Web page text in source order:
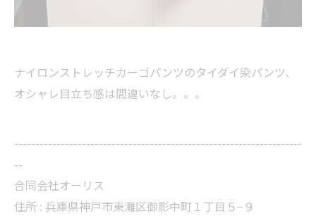
ナイロンストレッチカーゴパンツのタイダイ染パンツ、
オシャレ目立ち感は間違いなし。。。
--------------------------------------------------------------------
--
合同会社オーリス
住所 : 兵庫県神戸市東灘区御影中町１丁目５−９